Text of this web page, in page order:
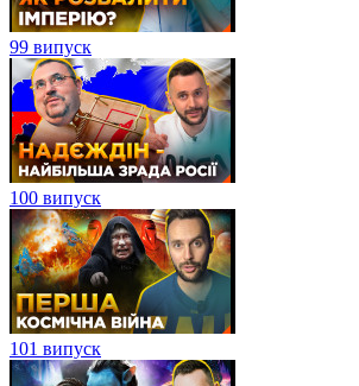
99 випуск
100 випуск
101 випуск